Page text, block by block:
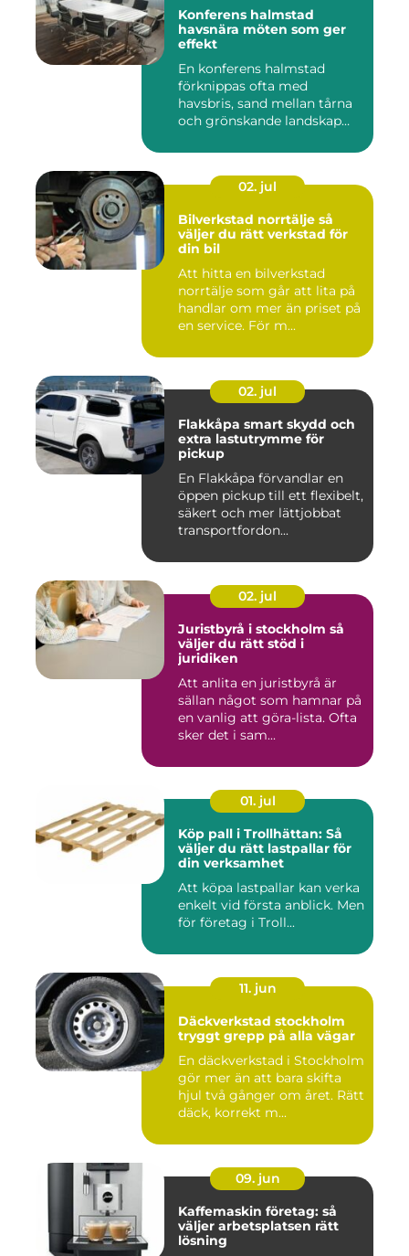
Konferens halmstad
havsnära möten som ger
effekt
En konferens halmstad
förknippas ofta med
havsbris, sand mellan tårna
och grönskande landskap
02. jul
Bilverkstad norrtälje så
väljer du rätt verkstad för
din bil
Att hitta en bilverkstad
norrtälje som går att lita på
handlar om mer än priset på
en service. För m...
02. jul
Flakkåpa smart skydd och
extra lastutrymme för
pickup
En Flakkåpa förvandlar en
öppen pickup till ett flexibelt,
säkert och mer lättjobbat
transportfordon...
02. jul
Juristbyrå i stockholm så
väljer du rätt stöd i
juridiken
Att anlita en juristbyrå är
sällan något som hamnar på
en vanlig att göra-lista. Ofta
sker det i sam...
01. jul
Köp pall i Trollhättan: Så
väljer du rätt lastpallar för
din verksamhet
Att köpa lastpallar kan verka
enkelt vid första anblick. Men
för företag i Troll...
11. jun
Däckverkstad stockholm
tryggt grepp på alla vägar
En däckverkstad i Stockholm
gör mer än att bara skifta
hjul två gånger om året. Rätt
däck, korrekt m...
09. jun
Kaffemaskin företag: så
väljer arbetsplatsen rätt
lösning